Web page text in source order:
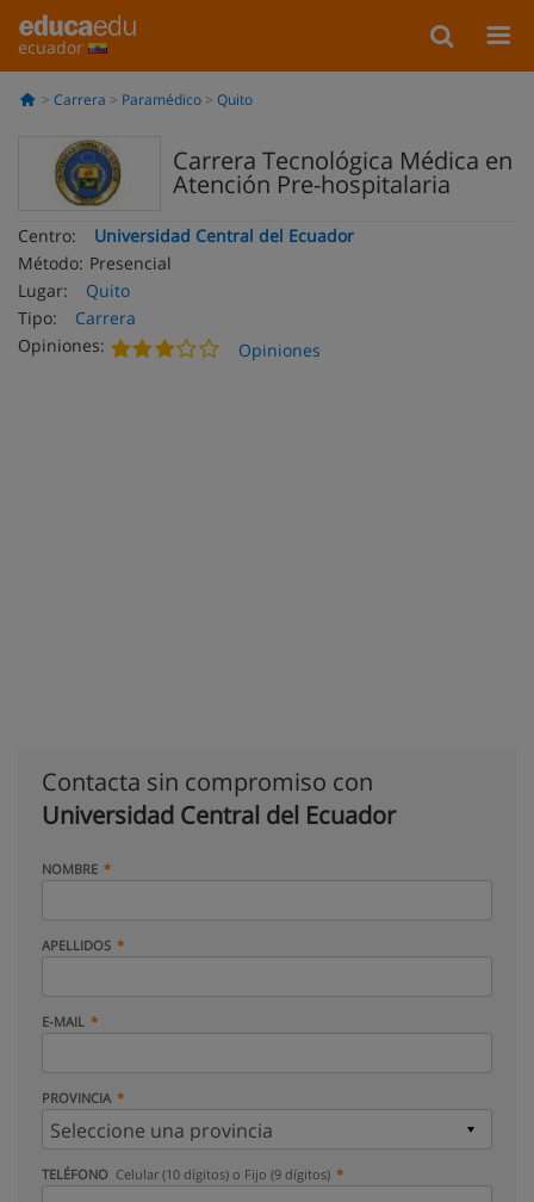
ecuador
Carrera Paramédico Quito
Carrera Tecnológica Médica en
Atención Pre-hospitalaria
Centro:
Universidad Central del Ecuador
Método: Presencial
Lugar:
Quito
Tipo:
Carrera
Opiniones:
Opiniones
Contacta sin compromiso con
Universidad Central del Ecuador
NOMBRE
APELLIDOS
E-MAIL
PROVINCIA
TELÉFONO Celular (10 dígitos) o Fijo (9 dígitos)